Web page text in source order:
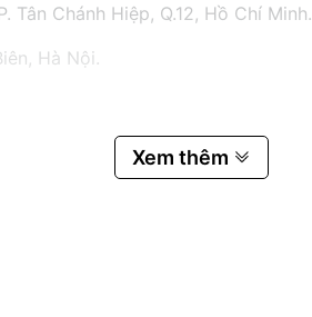
Tân Chánh Hiệp, Q.12, Hồ Chí Minh.
Hà Nội.
Xem thêm